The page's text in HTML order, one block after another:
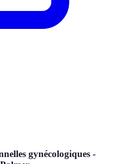
gynécologiques -